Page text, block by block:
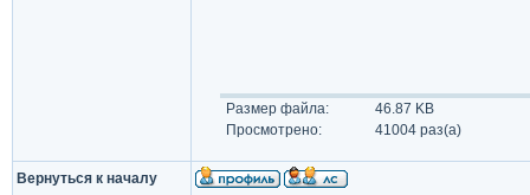
Размер файла:
46.87 KB
Просмотрено:
41004 раз(а)
Вернуться к началу